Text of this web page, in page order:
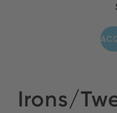
Irons/